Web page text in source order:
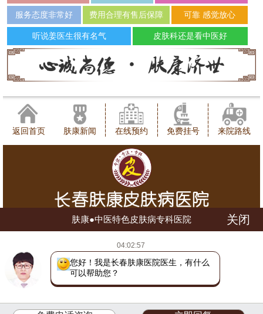
服务态度非常好 费用合理有售后保障 可靠 感觉放心
听说姜医生很有名气 皮肤科还是看中医好
返回首页 肤康新闻 在线预约 免费挂号 来院路线
地址：长春市朝阳区西安大路1566号网站地图
吉ICP备16002784号 吉公网安备 22010402000780号
(长朝)(中)医广【2018】第07-17-028号
肤康●中医特色皮肤病专科医院 关闭
04:02:57
您好！我是长春肤康医院医生，有什么
可以帮助您？